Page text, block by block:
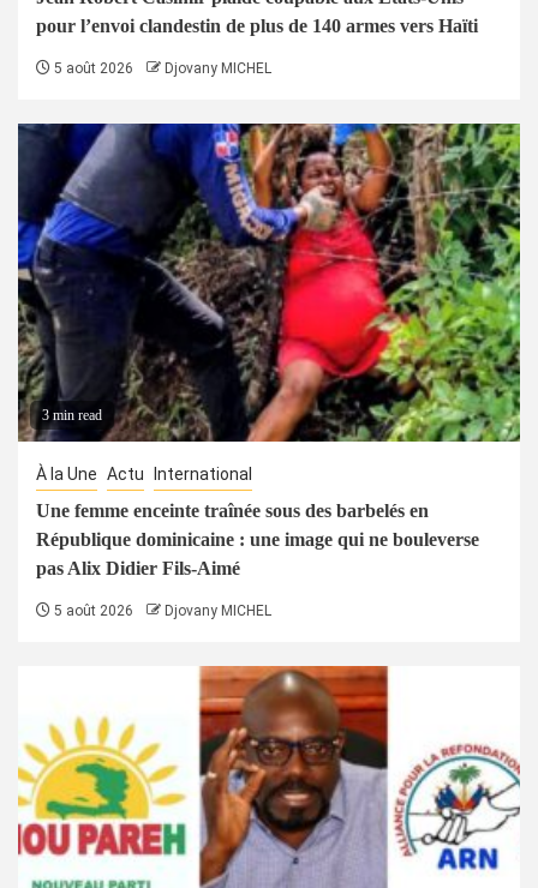
pour l’envoi clandestin de plus de 140 armes vers Haïti
5 août 2026 Djovany MICHEL
3 min read
À la Une Actu International
Une femme enceinte traînée sous des barbelés en
République dominicaine : une image qui ne bouleverse
pas Alix Didier Fils-Aimé
5 août 2026 Djovany MICHEL